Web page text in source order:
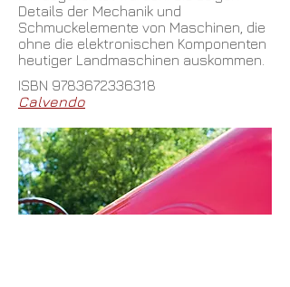
Details der Mechanik und
Schmuckelemente von Maschinen, die
ohne die elektronischen Komponenten
heutiger Landmaschinen auskommen.
ISBN 9783672336318
Calvendo